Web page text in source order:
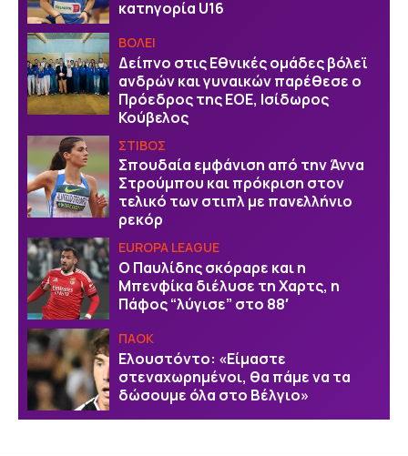
κατηγορία U16
ΒOΛΕΙ
Δείπνο στις Εθνικές ομάδες βόλεϊ
ανδρών και γυναικών παρέθεσε ο
Πρόεδρος της ΕΟΕ, Ισίδωρος
Κούβελος
ΣΤΙΒΟΣ
Σπουδαία εμφάνιση από την Άννα
Στρούμπου και πρόκριση στον
τελικό των στιπλ με πανελλήνιο
ρεκόρ
EUROPA LEAGUE
Ο Παυλίδης σκόραρε και η
Μπενφίκα διέλυσε τη Χαρτς, η
Πάφος “λύγισε” στο 88′
ΠΑΟΚ
Ελουστόντο: «Είμαστε
στεναχωρημένοι, θα πάμε να τα
δώσουμε όλα στο Βέλγιο»